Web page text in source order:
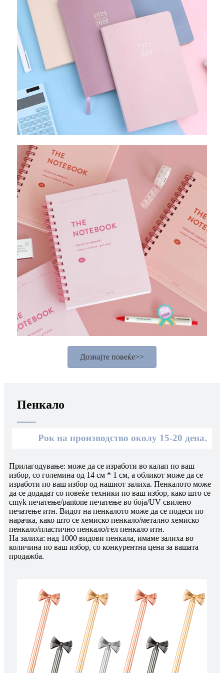
Дознајте повеќе>>
Пенкало
Рок на производство околу 15-20 дена.
Прилагодување: може да се изработи во калап по ваш
избор, со големина од 14 см * 1 см, а обликот може да се
изработи по ваш избор од нашиот залиха. Пенкалото може
да се додадат со повеќе техники по ваш избор, како што се
cmyk печатење/pantone печатење во боја/UV свилено
печатење итн. Видот на пенкалото може да се подеси по
нарачка, како што се хемиско пенкало/метално хемиско
пенкало/пластично пенкало/гел пенкало итн.
На залиха: над 1000 видови пенкала, имаме залиха во
количина по ваш избор, со конкурентна цена за вашата
продажба.